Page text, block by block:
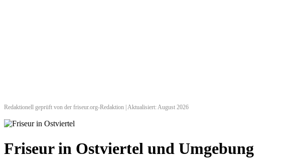
Redaktionell geprüft von der friseur.org-Redaktion | Aktualisiert: August 2026
Friseur in Ostviertel und Umgebung